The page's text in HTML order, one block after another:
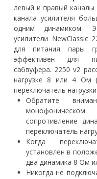
левый и правый каналы
канала усилителя
одним динамиком.
усилители NewClassic
для питания пары
эффективен для
сабвуфера. 2250 v2
нагрузке 8 или 4 Ом
переключатель
Обратите
сопротивление
переключатель
Когда
установлен в
два динамика 8 Ом
Никогда не